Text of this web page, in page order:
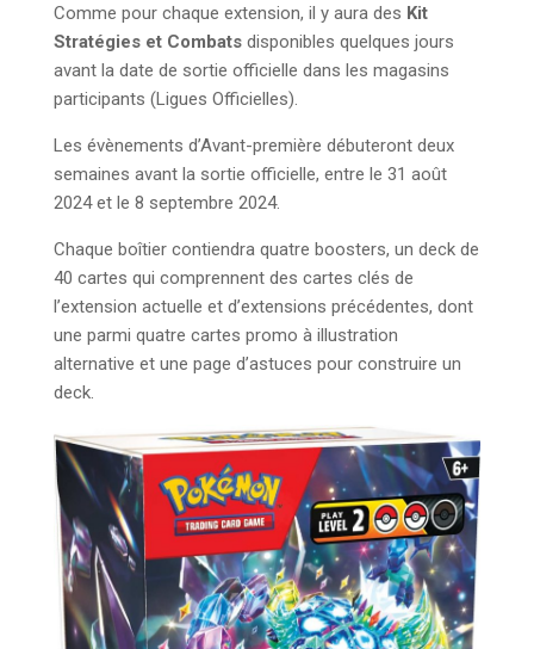
Comme pour chaque extension, il y aura des Kit
Stratégies et Combats disponibles quelques jours
avant la date de sortie officielle dans les magasins
participants (Ligues Officielles).
Les évènements d’Avant-première débuteront deux
semaines avant la sortie officielle, entre le 31 août
2024 et le 8 septembre 2024.
Chaque boîtier contiendra quatre boosters, un deck de
40 cartes qui comprennent des cartes clés de
l’extension actuelle et d’extensions précédentes, dont
une parmi quatre cartes promo à illustration
alternative et une page d’astuces pour construire un
deck.